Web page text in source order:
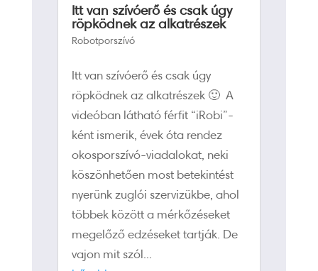
Itt van szívóerő és csak úgy
röpködnek az alkatrészek
Robotporszívó
Itt van szívóerő és csak úgy
röpködnek az alkatrészek 🙂 A
videóban látható férfit “iRobi”-
ként ismerik, évek óta rendez
okosporszívó-viadalokat, neki
köszönhetően most betekintést
nyerünk zuglói szervizükbe, ahol
többek között a mérkőzéseket
megelőző edzéseket tartják. De
vajon mit szól...